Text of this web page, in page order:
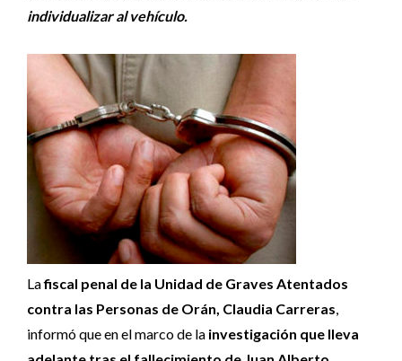
individualizar al vehículo.
Lafiscal penal de la Unidad de Graves Atentados
contra las Personas de Orán, Claudia Carreras,
informó que en el marco de la investigación que lleva